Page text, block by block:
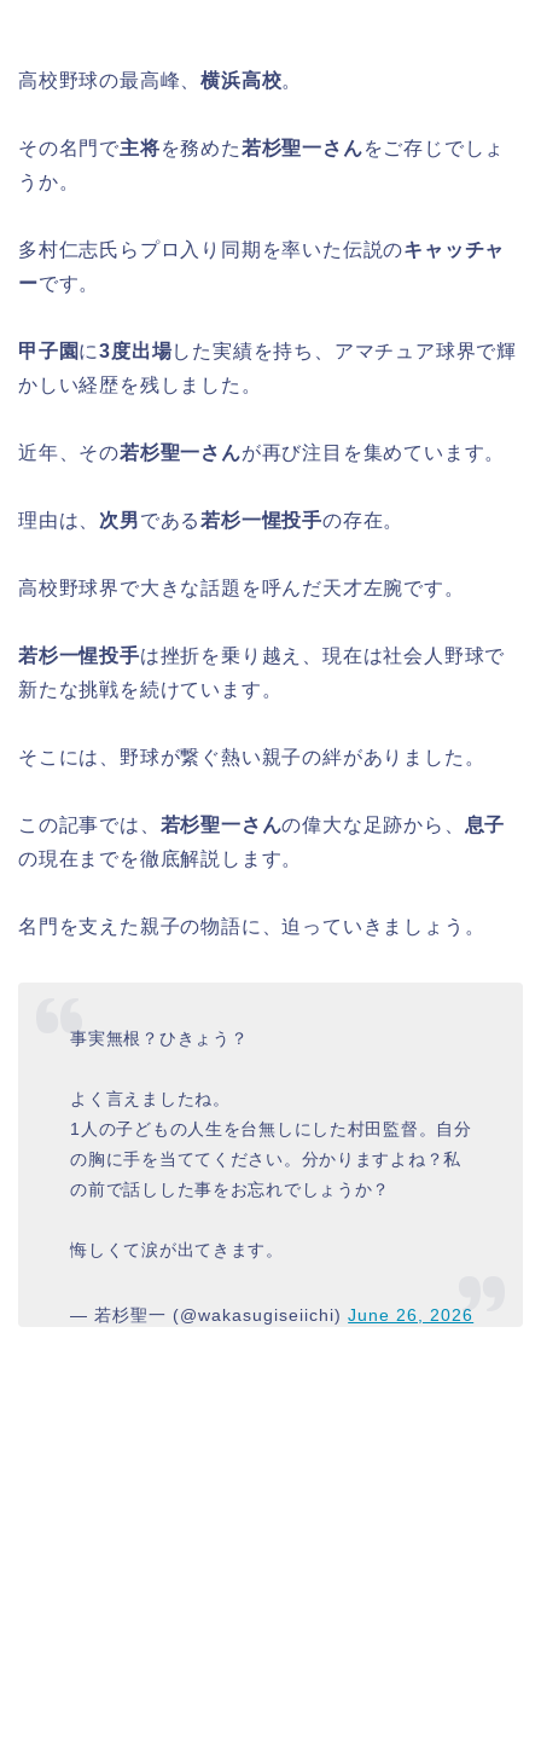
高校野球の最高峰、横浜高校。
その名門で主将を務めた若杉聖一さんをご存じでしょ
うか。
多村仁志氏らプロ入り同期を率いた伝説のキャッチャ
ーです。
甲子園に3度出場した実績を持ち、アマチュア球界で輝
かしい経歴を残しました。
近年、その若杉聖一さんが再び注目を集めています。
理由は、 次男である若杉一惺投手の存在。
高校野球界で大きな話題を呼んだ天才左腕です。
若杉一惺投手は挫折を乗り越え、現在は社会人野球で
新たな挑戦を続けています。
そこには、野球が繋ぐ熱い親子の絆がありました。
この記事では、 若杉聖一さんの偉大な足跡から、 息子
の現在までを徹底解説します。
名門を支えた親子の物語に、迫っていきましょう。
事実無根？ひきょう？
よく言えましたね。
1人の子どもの人生を台無しにした村田監督。自分
の胸に手を当ててください。分かりますよね？私
の前で話しした事をお忘れでしょうか？
悔しくて涙が出てきます。
— 若杉聖一 (@wakasugiseiichi)June 26, 2026